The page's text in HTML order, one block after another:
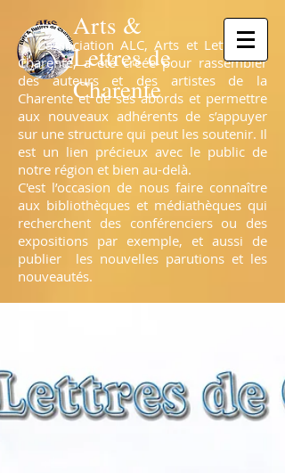
Arts &
Lettres de
Charente
L’association ALC, Arts et Lettres de
Charente, a été créée pour rassembler
des auteurs et des artistes de la
Charente et de ses abords et permettre
aux nouveaux adhérents de s’appuyer
sur une structure qui peut les soutenir. Il
est un lien précieux avec le public de
notre région et bien au-delà.
C'est l’occasion de nous faire connaître
aux bibliothèques et médiathèques qui
recherchent des conférenciers ou des
expositions par exemple, et aussi de
publier les nouvelles parutions et les
nouveautés.